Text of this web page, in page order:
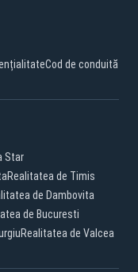
Cod de conduită
Star
Realitatea de Timis
de Dambovita
de Bucuresti
Realitatea de Valcea